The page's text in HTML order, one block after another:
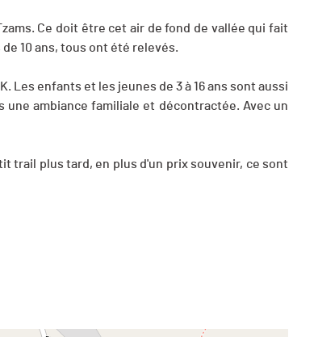
Ce doit être cet air de fond de vallée qui fait
10 ans, tous ont été relevés.
Les enfants et les jeunes de 3 à 16 ans sont aussi
ambiance familiale et décontractée. Avec un
trail plus tard, en plus d'un prix souvenir, ce sont